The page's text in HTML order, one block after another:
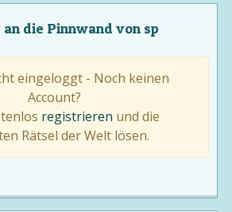
an die Pinnwand von sp
eingeloggt - Noch keinen
Account?
registrieren und die
Rätsel der Welt lösen.